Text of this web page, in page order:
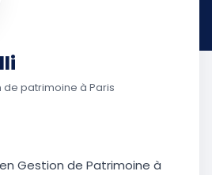
patrimoine à Paris
Gestion de Patrimoine à